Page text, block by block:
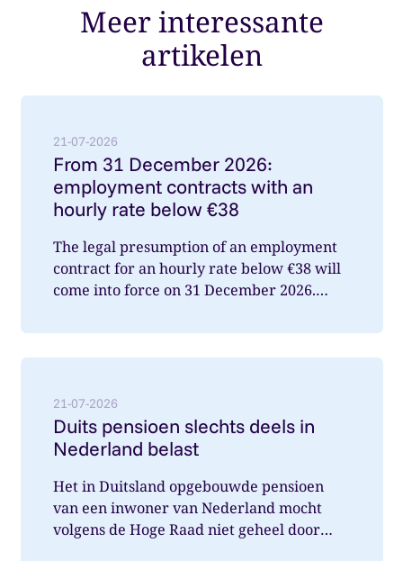
Meer interessante
artikelen
21-07-2026
From 31 December 2026:
employment contracts with an
hourly rate below €38
The legal presumption of an employment
contract for an hourly rate below €38 will
come into force on 31 December 2026.
21-07-2026
Duits pensioen slechts deels in
Nederland belast
Het in Duitsland opgebouwde pensioen
van een inwoner van Nederland mocht
volgens de Hoge Raad niet geheel door